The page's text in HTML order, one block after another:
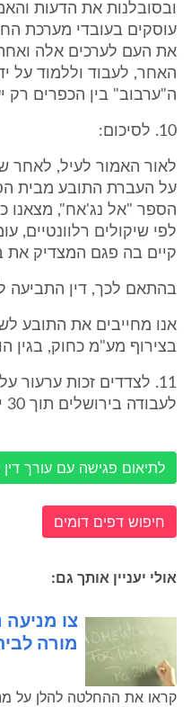
ובסובלנות את הדעות
עוסקים בעובדי מערכת
את העם לערכים אלה
האחר, לעבוד וללמוד על
ה"ערבוב" בין הכפרים רק
10. לסיכום:
לאור האמור לעיל,
על העברת התובע מבית
הספר "אל נג'אח", מצאנו
לפי שיקולים רלוונטיים,
קיים בה פגם המצדיק את
בהתאם לכך, דין התביעה
בצירוף מע"מ כחוק, בגין
11. לצדדים זכות ערעור
לעבודה בירושלים תוך 30 יום מקבלתו.
לתיאום פגישה עם עורך דין חייגו 077-
חיפוש דפים דומים
אולי יעניין אותך גם:
צו
מורה
קראו את ההחלטה להלן על